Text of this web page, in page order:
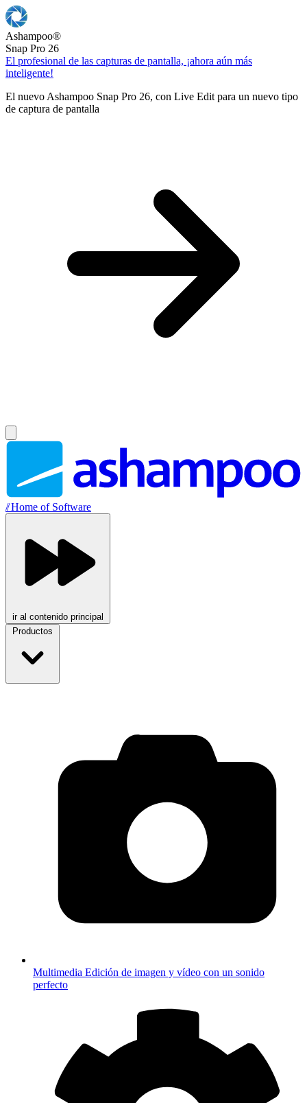
Ashampoo®
Snap Pro 26
El profesional de las capturas de pantalla, ¡ahora aún más
inteligente!
El nuevo Ashampoo Snap Pro 26, con Live Edit para un nuevo tipo
de captura de pantalla
//Home of Software
ir al contenido principal
Productos
Multimedia Edición de imagen y vídeo con un sonido
perfecto